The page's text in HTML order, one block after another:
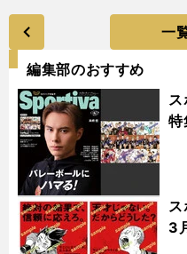
一
編集部のおすすめ
3